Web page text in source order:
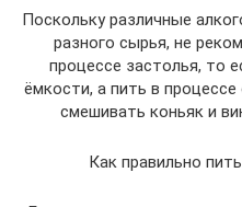
Поскольку различные
разного сырья, не
процессе застолья, то
ёмкости, а пить в
смешивать коньяк и
Как правильно